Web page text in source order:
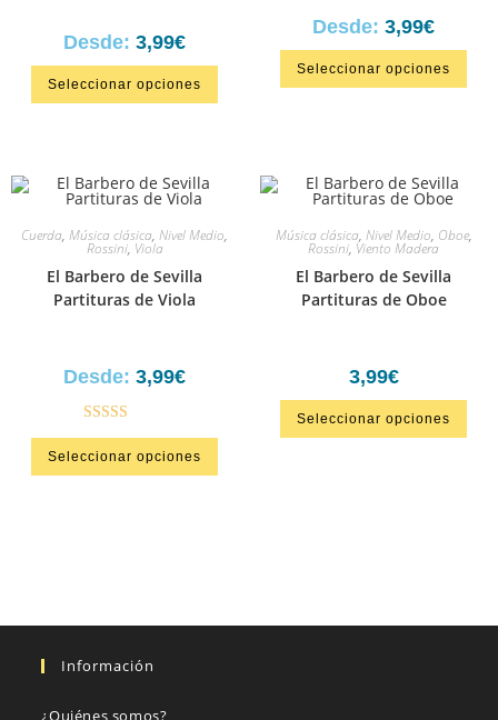
Desde: 3,99€
Seleccionar opciones
Desde: 3,99€
Seleccionar opciones
Cuerda, Música clásica, Nivel Medio,
Rossini, Viola
El Barbero de Sevilla
Partituras de Viola
Desde: 3,99€
Valorado en
5.00de 5
Seleccionar opciones
Música clásica, Nivel Medio, Oboe,
Rossini, Viento Madera
El Barbero de Sevilla
Partituras de Oboe
3,99€
Seleccionar opciones
Información
¿Quiénes somos?